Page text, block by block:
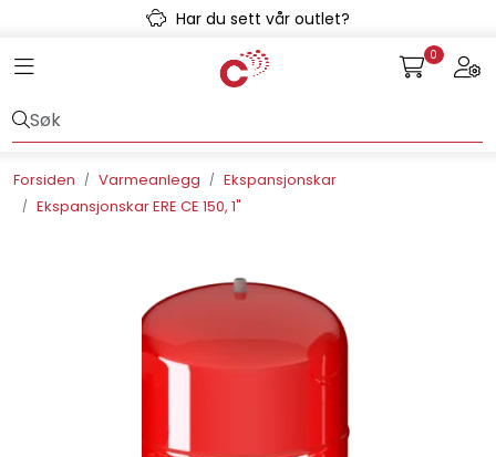
Skip to main contentHar du sett vår outlet?
Toggle navigation 0
Forsiden Varmeanlegg
Ekspansjonskar
Ekspansjonskar ERE CE 150, 1"
Kulvert